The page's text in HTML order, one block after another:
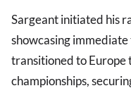
Sargeant initiated his
showcasing
transitioned to Europe
championships,